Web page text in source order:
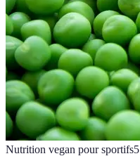
Nutrition vegan pour sportifs5